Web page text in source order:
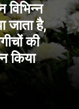
जाता है,
की
किया